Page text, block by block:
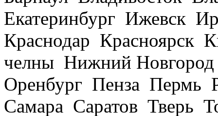
Екатеринбург Ижевск
Краснодар Красноярск
челны Нижний
Оренбург Пенза Пермь
Самара Саратов Тверь